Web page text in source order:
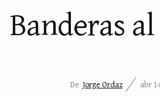
Banderas
De Jorge Ordaz abr